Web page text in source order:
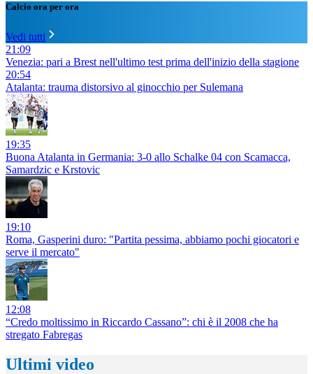
Calcio ora per ora
Vedi tutti
21:09
Venezia: pari a Brest nell'ultimo test prima dell'inizio della stagione
20:54
Atalanta: trauma distorsivo al ginocchio per Sulemana
19:35
Buona Atalanta in Germania: 3-0 allo Schalke 04 con Scamacca,
Samardzic e Krstovic
19:10
Roma, Gasperini duro: "Partita pessima, abbiamo pochi giocatori e
serve il mercato"
12:08
“Credo moltissimo in Riccardo Cassano”: chi è il 2008 che ha
stregato Fabregas
Ultimi video